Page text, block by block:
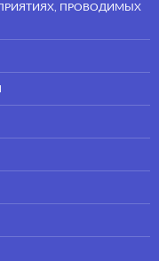
ПРОВОДИМЫХ